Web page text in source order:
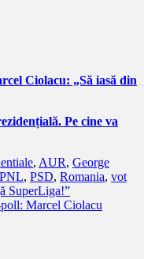
Ciolacu: „Să iasă din
Pe cine va
, AUR, George
PNL, PSD, Romania, vot
SuperLiga!”
Marcel Ciolacu